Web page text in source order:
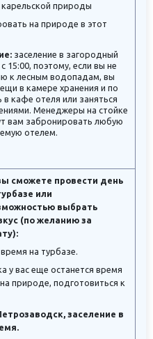
карельской природы
на природе в этот
заселение в загородный
15:00, поэтому, если вы не
к лесным водопадам, вы
в камере хранения и по
кафе отеля или заняться
Менеджеры на стойке
вам забронировать любую
отелем.
сможете провести день
или
выбрать
(по желанию за
на турбазе.
у вас еще останется время
природе, подготовиться к
заселение в